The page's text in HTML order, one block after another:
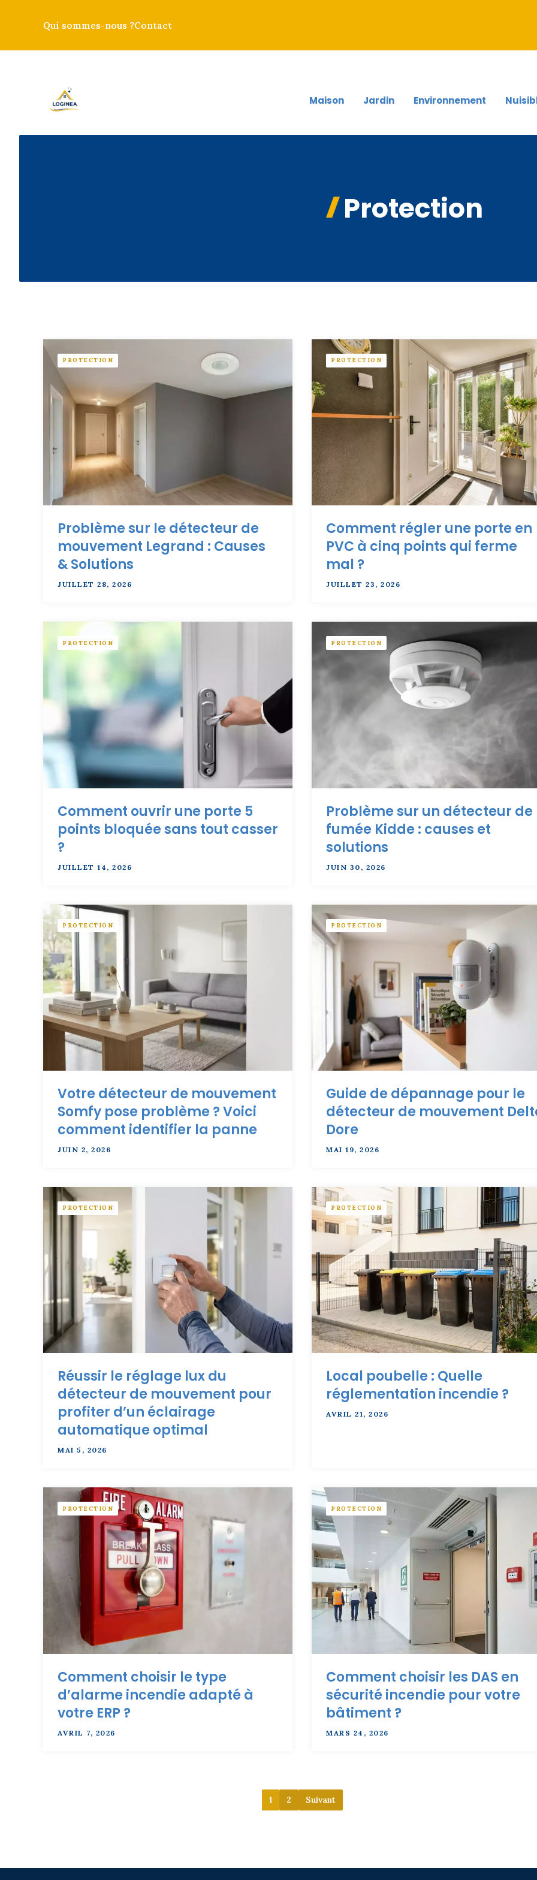
Qui sommes-nous ?Contact
Maison Jardin Environnement
Protection
PROTECTION
Problème sur le détecteur de
mouvement Legrand : Causes
& Solutions
JUILLET 28, 2026
PROTECTION
Comment régler une porte en
PVC à cinq points qui ferme
mal ?
JUILLET 23, 2026
PROTECTION
Comment ouvrir une porte 5
points bloquée sans tout casser
?
JUILLET 14, 2026
PROTECTION
Problème sur un détecteur de
fumée Kidde : causes et
solutions
JUIN 30, 2026
PROTECTION
Votre détecteur de mouvement
Somfy pose problème ? Voici
comment identifier la panne
JUIN 2, 2026
PROTECTION
Guide de dépannage pour le
détecteur de mouvement
Dore
MAI 19, 2026
PROTECTION
Réussir le réglage lux du
détecteur de mouvement pour
profiter d’un éclairage
automatique optimal
MAI 5, 2026
PROTECTION
Local poubelle : Quelle
réglementation incendie ?
AVRIL 21, 2026
PROTECTION
Comment choisir le type
d’alarme incendie adapté à
votre ERP ?
AVRIL 7, 2026
PROTECTION
Comment choisir les DAS en
sécurité incendie pour votre
bâtiment ?
MARS 24, 2026
1 2 Suivant